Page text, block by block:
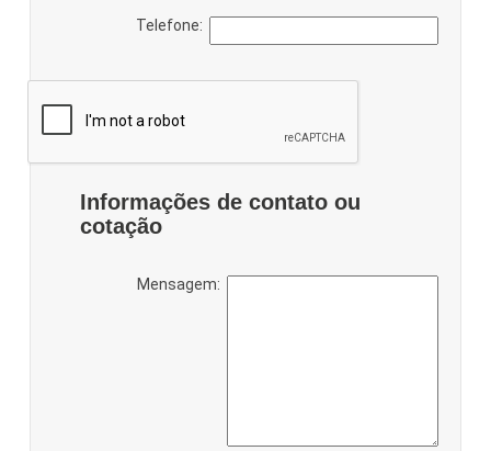
Telefone:
Informações de contato ou
cotação
Mensagem: